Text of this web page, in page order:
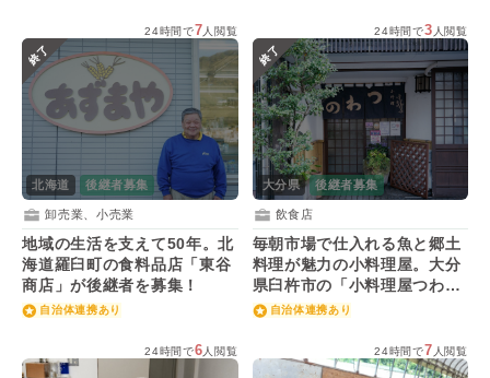
24時間で7 人閲覧
終了
北海道 後継者募集
卸売業、小売業
地域の生活を支えて50年。北
海道羅臼町の食料品店「東谷
商店」が後継者を募集！
自治体連携あり
24時間で3 人閲覧
終了
大分県 後継者募集
飲食店
毎朝市場で仕入れる魚と郷土
料理が魅力の小料理屋。大分
県臼杵市の「小料理屋つわ
の」が後継者を募集！
自治体連携あり
24時間で6 人閲覧 24時間で7 人閲覧